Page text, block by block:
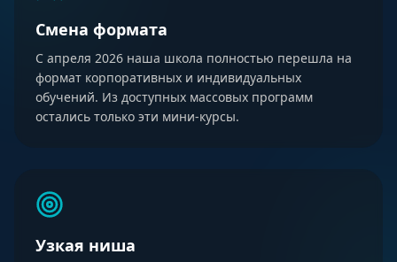
Смена формата
С апреля 2026 наша школа полностью перешла на
формат корпоративных и индивидуальных
обучений. Из доступных массовых программ
остались только эти мини-курсы.
Узкая ниша